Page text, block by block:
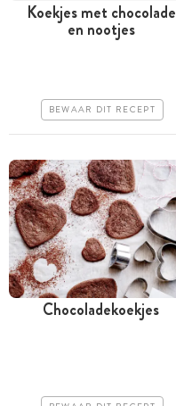
Tussen 30 minuten en 1
Koekjes met chocolade
en nootjes
BEWAAR DIT RECEPT
Chocoladekoekjes